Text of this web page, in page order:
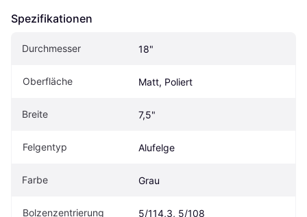
Spezifikationen
Durchmesser 18"
Oberfläche Matt, Poliert
Breite 7,5"
Felgentyp Alufelge
Farbe Grau
Bolzenzentrierung 5/114,3, 5/108